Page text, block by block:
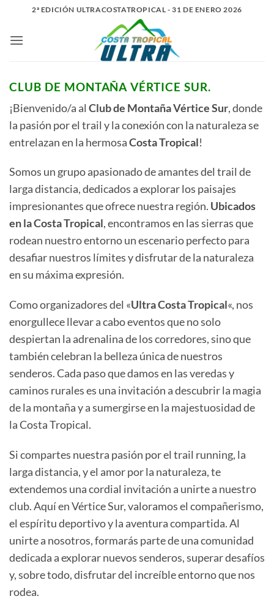
contenido
2ª EDICIÓN ULTRACOSTATROPICAL - 31 DE ENERO 2026
CLUB DE MONTAÑA VÉRTICE SUR.
¡Bienvenido/a al Club de Montaña Vértice Sur, donde
la pasión por el trail y la conexión con la naturaleza se
entrelazan en la hermosaCosta Tropical!
Somos un grupo apasionado de amantes del trail de
larga distancia, dedicados a explorar los paisajes
impresionantes que ofrece nuestra región. Ubicados
en la Costa Tropical, encontramos en las sierras que
rodean nuestro entorno un escenario perfecto para
desafiar nuestros límites y disfrutar de la naturaleza
en su máxima expresión.
Como organizadores del «Ultra Costa Tropical«, nos
enorgullece llevar a cabo eventos que no solo
despiertan la adrenalina de los corredores, sino que
también celebran la belleza única de nuestros
senderos. Cada paso que damos en las veredas y
caminos rurales es una invitación a descubrir la magia
de la montaña y a sumergirse en la majestuosidad de
la Costa Tropical.
Si compartes nuestra pasión por el trail running, la
larga distancia, y el amor por la naturaleza, te
extendemos una cordial invitación a unirte a nuestro
club. Aquí en Vértice Sur, valoramos el compañerismo,
el espíritu deportivo y la aventura compartida. Al
unirte a nosotros, formarás parte de una comunidad
dedicada a explorar nuevos senderos, superar desafíos
y, sobre todo, disfrutar del increíble entorno que nos
rodea.